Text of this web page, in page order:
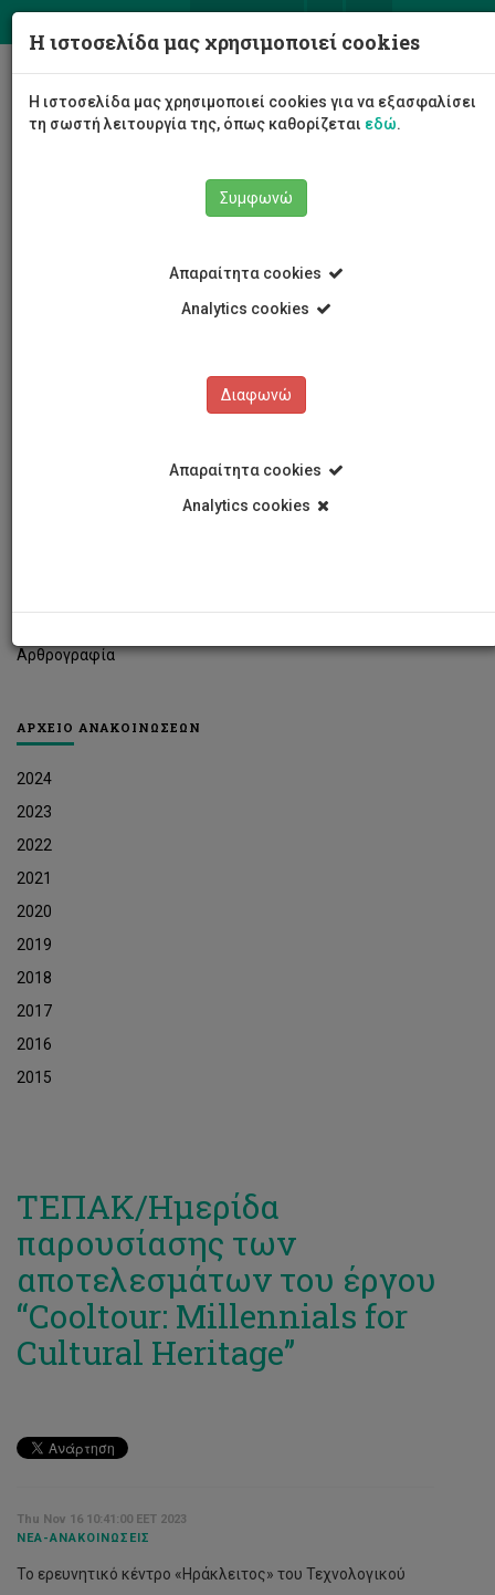
Αρθρογραφία
ΑΡΧΕΙΟ ΑΝΑΚΟΙΝΩΣΕΩΝ
2024
2023
2022
2021
2020
2019
2018
2017
2016
2015
ΤΕΠΑΚ/Ημερίδα
παρουσίασης των
αποτελεσμάτων του έργου
“Cooltour: Millennials for
Cultural Heritage’’
Thu Nov 16 10:41:00 EET 2023
ΝΈΑ-ΑΝΑΚΟΙΝΏΣΕΙΣ
Το ερευνητικό κέντρο «Ηράκλειτος» του Τεχνολογικού
Η ιστοσελίδα μας χρησιμοποιεί cookies
Η ιστοσελίδα μας χρησιμοποιεί cookies για να εξασφαλίσει
τη σωστή λειτουργία της, όπως καθορίζεται εδώ.
Συμφωνώ
Απαραίτητα cookies
Analytics cookies
Διαφωνώ
Απαραίτητα cookies
Analytics cookies